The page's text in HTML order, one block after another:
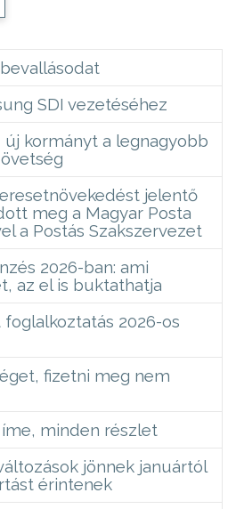
SDI vezetéséhez
új kormányt a legnagyobb
jelentő
meg a Magyar Posta
a Postás Szakszervezet
2026-ban: ami
az el is buktathatja
2026-os
fizetni meg nem
minden részlet
jönnek januártól
érintenek